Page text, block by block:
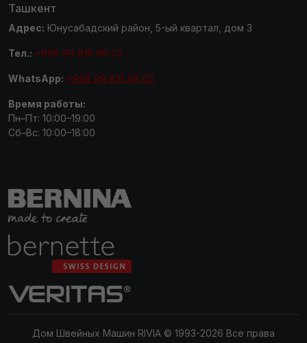
Ташкент
Адрес: Юнусабадский район, 5-ый квартал, дом 3
Тел.: +998 99 816 98 03
WhatsApp: +998 99 816 98 03
Время работы:
Пн–Пт: 10:00–19:00
Сб–Вс: 10:00–18:00
Дом Швейных Машин RIVIA © 1993-2026 Все права